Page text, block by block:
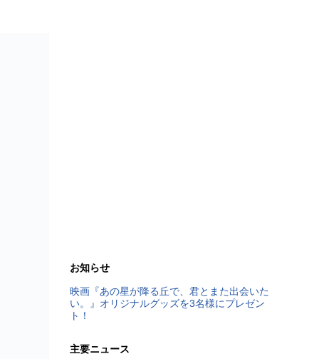
お知らせ
映画『あの星が降る丘で、君とまた出会いた
い。』オリジナルグッズを3名様にプレゼン
ト！
主要ニュース